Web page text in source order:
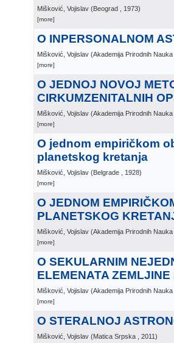
Mišković, Vojislav (Beograd , 1973)
[more]
O INPERSONALNOM
Mišković, Vojislav (Akademija Prirodnih Nauka
[more]
O JEDNOJ NOVOJ
CIRKUMZENITALNIH
Mišković, Vojislav (Akademija Prirodnih Nauka
[more]
O jednom empiričkom
planetskog kretanja
Mišković, Vojislav (Belgrade , 1928)
[more]
O JEDNOM
PLANETSKOG
Mišković, Vojislav (Akademija Prirodnih Nauka
[more]
O SEKULARNIM
ELEMENATA ZEMLJINE
Mišković, Vojislav (Akademija Prirodnih Nauka
[more]
O STERALNOJ
Mišković, Vojislav (Matica Srpska , 2011)